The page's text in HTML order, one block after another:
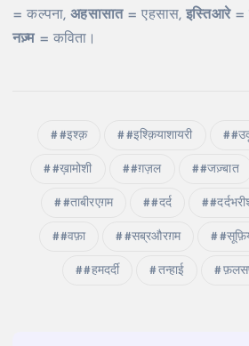
= कल्पना,अहसासात= एहसास,इस्तिआरे=
नज़्म= कविता।
#इश्क़ #इश्क़ियाशायरी
#ख़ामोशी #ग़ज़ल #जज़्बात
#ताबीरएग़म #दर्द
#वफ़ा #सब्रऔरग़म
#हमदर्दी तन्हाई